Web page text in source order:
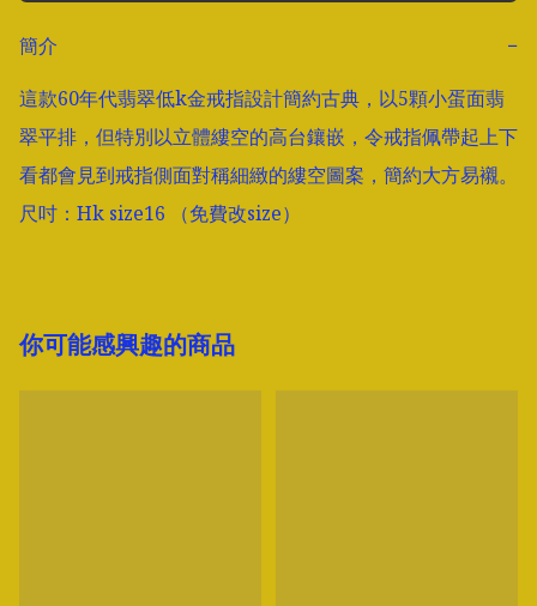
簡介
−
這款60年代翡翠低k金戒指設計簡約古典，以5顆小蛋面翡
翠平排，但特別以立體縷空的高台鑲嵌，令戒指佩帶起上下
看都會見到戒指側面對稱細緻的縷空圖案，簡約大方易襯。
尺吋：Hk size16 （免費改size）
你可能感興趣的商品